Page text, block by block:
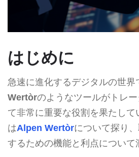
はじめに
急速に進化するデジタルの世界
Wertòrのようなツールがトレ
て非常に重要な役割を果たし
はAlpen Wertòrについて探り
するための機能と利点について